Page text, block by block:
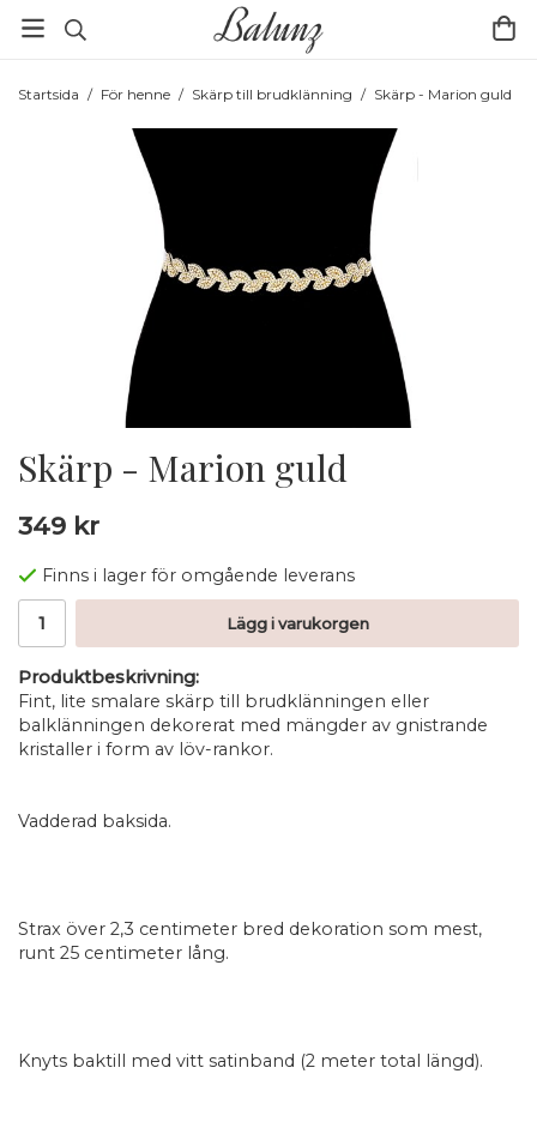
Startsida / För henne / Skärp till brudklänning / Skärp - Marion guld
Skärp - Marion guld
349 kr
Finns i lager för omgående leverans
Lägg i varukorgen
Produktbeskrivning:
Fint, lite smalare skärp till brudklänningen eller
balklänningen dekorerat med mängder av gnistrande
kristaller i form av löv-rankor.
Vadderad baksida.
Strax över 2,3 centimeter bred dekoration som mest,
runt 25 centimeter lång.
Knyts baktill med vitt satinband (2 meter total längd).